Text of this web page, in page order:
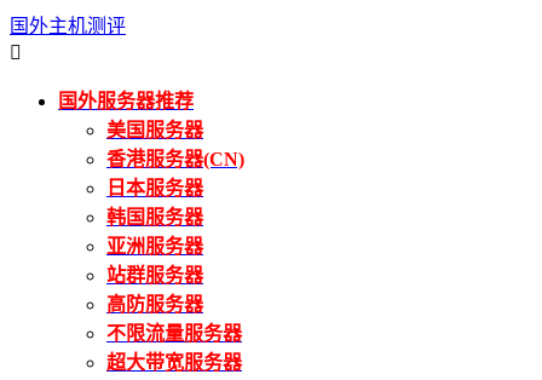
国外主机测评

国外服务器推荐
美国服务器
香港服务器(CN)
日本服务器
韩国服务器
亚洲服务器
站群服务器
高防服务器
不限流量服务器
超大带宽服务器